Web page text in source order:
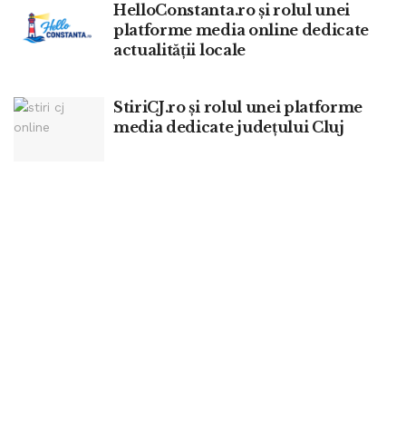
HelloConstanta.ro și rolul unei
platforme media online dedicate
actualității locale
StiriCJ.ro și rolul unei platforme
media dedicate județului Cluj